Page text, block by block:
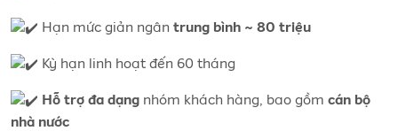
Hạn mức giản ngân trung bình ~ 80 triệu
Kỳ hạn linh hoạt đến 60 tháng
Hỗ trợ đa dạng nhóm khách hàng, bao gồm cán bộ
nhà nước